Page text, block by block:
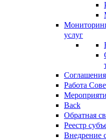
услуг
Соглашения
Работа
Back
Обратная
Реестр
Внедрение